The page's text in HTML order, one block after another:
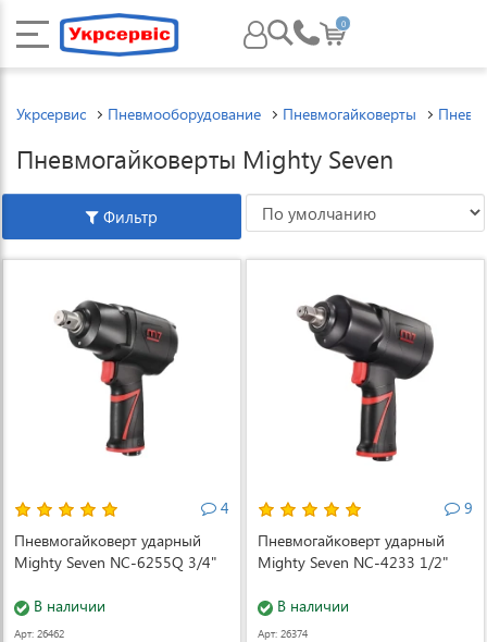
0
Укрсервис Пневмооборудование Пневмогайковерты
Пневмогайковерты Mighty Seven
Фильтр
4
Пневмогайковерт ударный
Mighty Seven NC-6255Q 3/4"
В наличии
Арт: 26462
9
Пневмогайковерт ударный
Mighty Seven NC-4233 1/2"
В наличии
Арт: 26374